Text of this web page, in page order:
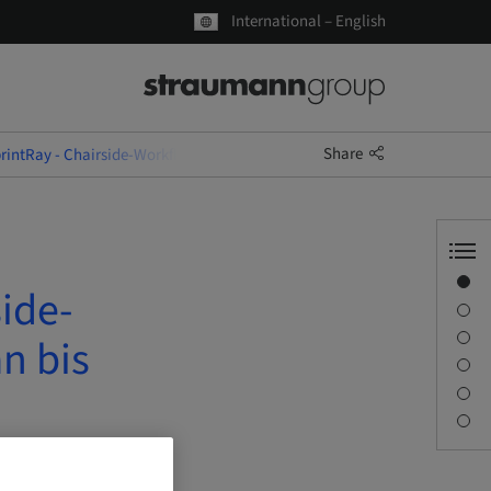
International – English
- Chairside-Workflow: Zahnrestauration von Scan bis Druck
Share
bis